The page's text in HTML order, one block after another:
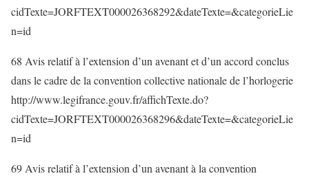
cidTexte=JORFTEXT000026368292&dateTexte=&categorieLie
n=id
68 Avis relatif à l’extension d’un avenant et d’un accord conclus
dans le cadre de la convention collective nationale de l’horlogerie
http://www.legifrance.gouv.fr/affichTexte.do?
cidTexte=JORFTEXT000026368296&dateTexte=&categorieLie
n=id
69 Avis relatif à l’extension d’un avenant à la convention